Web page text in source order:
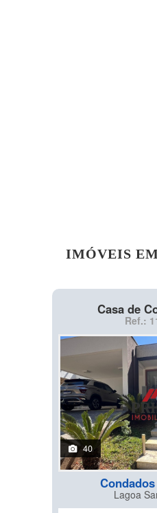
IMÓVEIS
Casa de
Ref.:
40
Lagoa